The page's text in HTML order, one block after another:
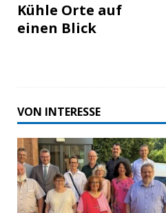
Kühle Orte auf
einen Blick
VON INTERESSE